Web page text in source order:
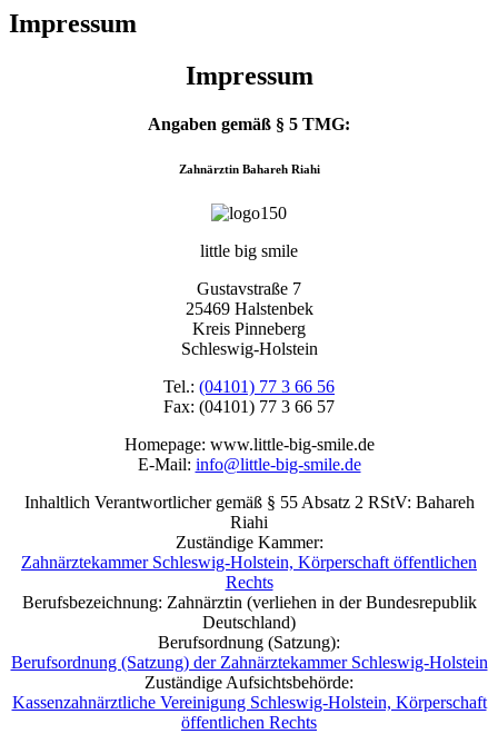
Impressum
Impressum
Angaben gemäß § 5 TMG:
Zahnärztin Bahareh Riahi
little big smile
Gustavstraße 7
25469 Halstenbek
Kreis Pinneberg
Schleswig-Holstein
Tel.: (04101) 77 3 66 56
Fax: (04101) 77 3 66 57
Homepage: www.little-big-smile.de
E-Mail: info@little-big-smile.de
Inhaltlich Verantwortlicher gemäß § 55 Absatz 2 RStV: Bahareh
Riahi
Zuständige Kammer:
Zahnärztekammer Schleswig-Holstein, Körperschaft öffentlichen
Rechts
Berufsbezeichnung: Zahnärztin (verliehen in der Bundesrepublik
Deutschland)
Berufsordnung (Satzung):
Berufsordnung (Satzung) der Zahnärztekammer Schleswig-Holstein
Zuständige Aufsichtsbehörde:
Kassenzahnärztliche Vereinigung Schleswig-Holstein, Körperschaft
öffentlichen Rechts